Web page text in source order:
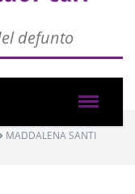
MADDALENA SANTI